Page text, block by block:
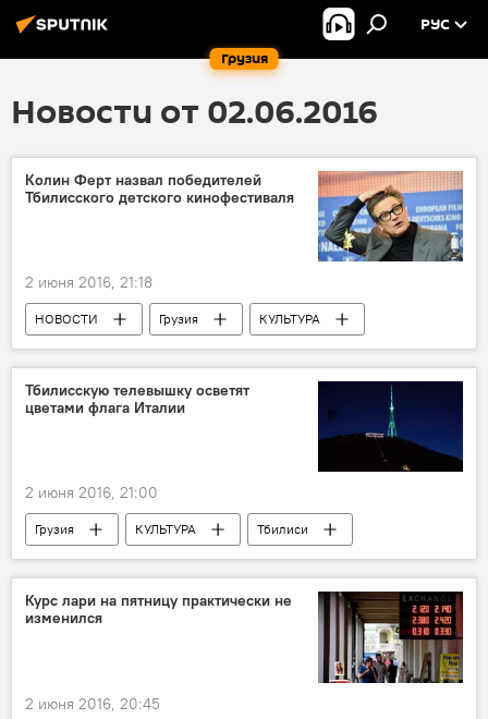
Грузия
РУС
Новости от 02.06.2016
Колин Ферт назвал победителей
Тбилисского детского кинофестиваля
2 июня 2016, 21:18
НОВОСТИ Грузия
КУЛЬТУРА
Проект Check in Georgia
Тбилисскую телевышку осветят
цветами флага Италии
2 июня 2016, 21:00
Грузия КУЛЬТУРА Тбилиси
Курс лари на пятницу практически не
изменился
2 июня 2016, 20:45